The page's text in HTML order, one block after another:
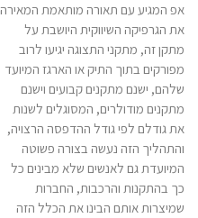
אפ המגיע עם תאורה מותאמת המאירה
את הגרפיקה השיווקית היושבת על
מתקן זה, מתקני התצוגה יגיעו לרוב
מפורקים בתוך התיק או הארגז המיועד
שלהם, ישנם מתקנים קבועים וישנם
מתקנים מודולרים, המסוגלים לשנות
את גודלם לפי גודל ההדפסה הרצויה,
והתהליך הזה נעשה בצורה פשוטה
המיועדת גם לאנשים שלא מבינים כל
כך בהתקנות והרכבות, החברות
שמיצרות אותם הבינו את הכלל הזה